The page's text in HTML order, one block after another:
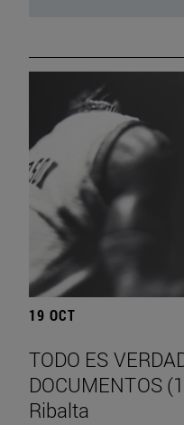
19 OCT
TODO ES
DOCUMENTOS
Ribalta